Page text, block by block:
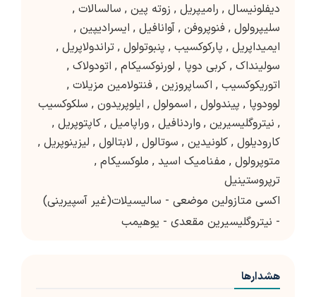
دیفلونیسال , رامیپریل , زوته پین , سالسالات ,
سلیپرولول , فنوپروفن , آوانافیل , ایسرادیپین ,
ایمیداپریل , پارکوکسیب , پنبوتولول , تراندولاپریل ,
سولینداک , کربی دوپا , لورنوکسیکام , اتودولاک ,
اتوریکوکسیب , اکساپروزین , فنتولامین مزیلات ,
لوودوپا , پیندولول , اسمولول , ایلوپریدون , سلکوکسیب
, نیتروگلیسیرین , واردنافیل , وراپامیل , کاپتوپریل ,
کارودیلول , کلونیدین , سوتالول , لابتالول , لیزینوپریل ,
متوپرولول , مفنامیک اسید , ملوکسیکام ,
ترپروستینیل
اکسی متازولین موضعی - سالیسیلات(غیر آسپیرینی)
- نیتروگلیسیرین مقعدی - یوهیمب
هشدارها